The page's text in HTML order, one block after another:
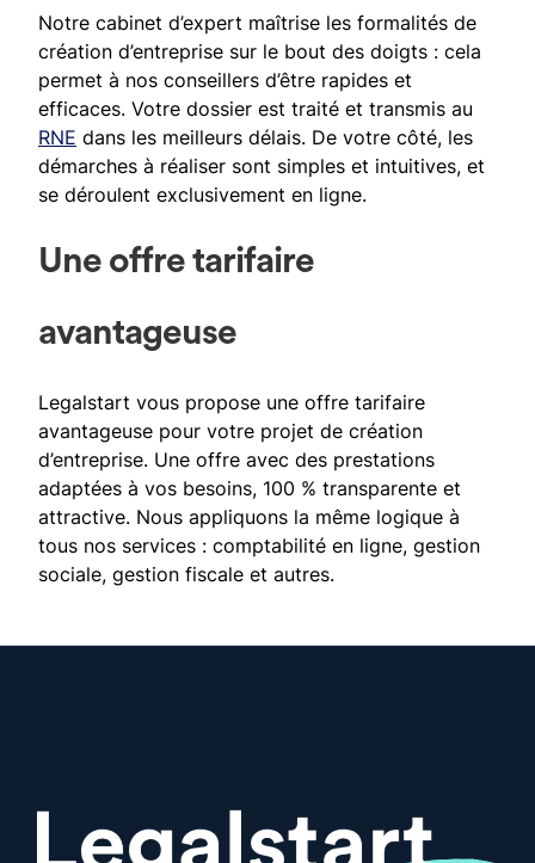
Notre cabinet d’expert maîtrise les formalités de
création d’entreprise sur le bout des doigts : cela
permet à nos conseillers d’être rapides et
efficaces. Votre dossier est traité et transmis au
RNE dans les meilleurs délais. De votre côté, les
démarches à réaliser sont simples et intuitives, et
se déroulent exclusivement en ligne.
Une offre tarifaire
avantageuse
Legalstart vous propose une offre tarifaire
avantageuse pour votre projet de création
d’entreprise. Une offre avec des prestations
adaptées à vos besoins, 100 % transparente et
attractive. Nous appliquons la même logique à
tous nos services : comptabilité en ligne, gestion
sociale, gestion fiscale et autres.